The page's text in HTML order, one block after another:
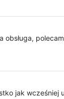
obsługa,
jak